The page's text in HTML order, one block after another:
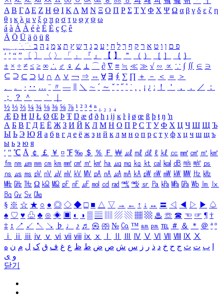
Α Β ΓΔ Ε Ζ Η Θ Ι ΚΛ Μ Ν Ξ Ο Π Ρ Σ ΤΥ Φ Χ Ψ Ω α β γ δ ε ζ η
θ ι κ λ μ ν ξ ο π ρ σ τ υ φ χ ψ ω
á à Á À é è É È ç Ç ê
Ä Ö Ü ä ö ü ß
ִֶֹ ֻּ ׁׂ פ ם ן ו ט א ר ק ף ך ל ח י ע כ ג ד ש ץ ת צ מ נ ה ב
‘ ’ “ ” 〔 〕 〈 〉 「 」 『 』 【 】 ＂ （ ） ［ ］ ｛ ｝
± × ÷ ≠ ≤ ≥ ∞ ∴ ♂ ♀ ∠ ⊥ ⌒ ∂ ∇ ≡ ≒ ≪ ≫ √ ∽ ∝ ∵ ∫ ∬ ∈ ∋
⊆ ⊇ ⊂ ⊃ ∪ ∩ ∧ ∨ ￢ ⇒ ⇔ ∀ ∃ ∮ ∑ ∏ ＋ － ＜ ＝
＞
、
。 · ‥ … ¨ 〃 ― ＼ ∼ ´ ～ ˇ ˘ ˝ ˚ ˙ ¸ ¡ ¿ ː ！ ＇ ， ． ／
：
；
？ ＾ ｀
½ ⅓ ⅔ ¼ ¾ ⅛ ⅜ ⅝ ⅞ ¹ ² ³ ⁴ ⁿ ₁ ₂ ₃ ₄
Æ Ð Ħ Ĳ Ł Ø Œ Þ Ŧ Ŋ æ đ ð ħ ı ĳ ĸ ŀ ł ø œ ß þ ŧ ŋ ŉ
А Б В Г Д Е Ё Ж З И Й К Л М Н О П Р С Т У Ф Х Ц Ч Ш Щ Ъ
Ы Ь Э Ю Я а б в г д е ё ж з и й к л м н о п р с т у ф х ц ч ш щ ъ
ы ь э ю я
′ ″ ℃ Å ￠ ￡ ￥ ¤ ℉ ‰ ＄ ％ Ｆ ￦ ㎕ ㎖ ㎗ ℓ ㎘ ㏄ ㎣ ㎤ ㎥ ㎦
㎙ ㎚ ㎛ ㎜ ㎝ ㎞ ㎟ ㎠ ㎡ ㎢ ㏊ ㎍ ㎎ ㎏ ㏏ ㎈ ㎉ ㏈ ㎧ ㎨ ㎰
㎱ ㎲ ㎳ ㎴ ㎵ ㎶ ㎷ ㎸ ㎹ ㎀ ㎁ ㎂ ㎃ ㎄ ㎺ ㎻ ㎽ ㎾ ㎿ ㎐ ㎑
㎒ ㎓ ㎔ Ω ㏀ ㏁ ㎊ ㎋ ㎌ ㏖ ㏅ ㎭ ㎮ ㎯ ㏛ ㎩ ㎪ ㎫ ㎬ ㏝ ㏐
㏓
㏃ ㏉ ㏜ ㏆
§ ※ ☆ ★ ○ ● ◎ ◇ ◆ □ ■ △ ▽ → ← ↑ ↓ ↔ 〓 ◁ ◀ ▷ ▶ ♤
♠ ♡ ♥ ♧ ♣ ⊙ ◈ ▣ ◐ ◑ ▒ ▤ ▨ ▧ ▦ ▩ ♨ ☏ ☎ ☜ ☞ ¶ †
‡ ↕ ↗ ↙ ↖ ↘ ♭ ♩ ♪ ♬ ㉿ ㈜ № ㏇ ™ ㏂ ㏘ ℡ ＃ ＆ ＊ ＠ ª º
ⅰ
ⅱ ⅲ ⅳ ⅴ ⅵ ⅶ ⅷ ⅸ ⅹ Ⅳ Ⅴ Ⅵ Ⅶ Ⅷ Ⅸ Ⅹ
ب ت ث ج ح خ د ذ ر ز س ش ص ض ط ظ ع غ ف ق ک ل م ن ه
و ی
닫기